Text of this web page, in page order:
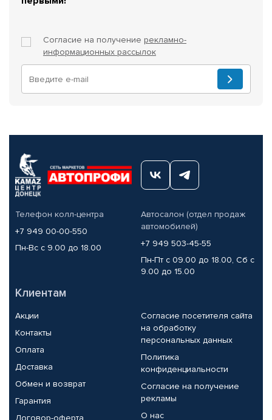
Согласие на получение рекламно-
информационных рассылок
Телефон колл-центра
+7 949 00-00-550
Пн-Вс с 9.00 до 18.00
Автосалон (отдел продаж
автомобилей)
+7 949 503-45-55
Пн-Пт с 09.00 до 18.00, Сб с
9.00 до 15.00
Клиентам
Акции
Контакты
Оплата
Доставка
Обмен и возврат
Гарантия
Договор-оферта
Согласие посетителя сайта
на обработку
персональных данных
Политика
конфиденциальности
Согласие на получение
рекламы
О нас